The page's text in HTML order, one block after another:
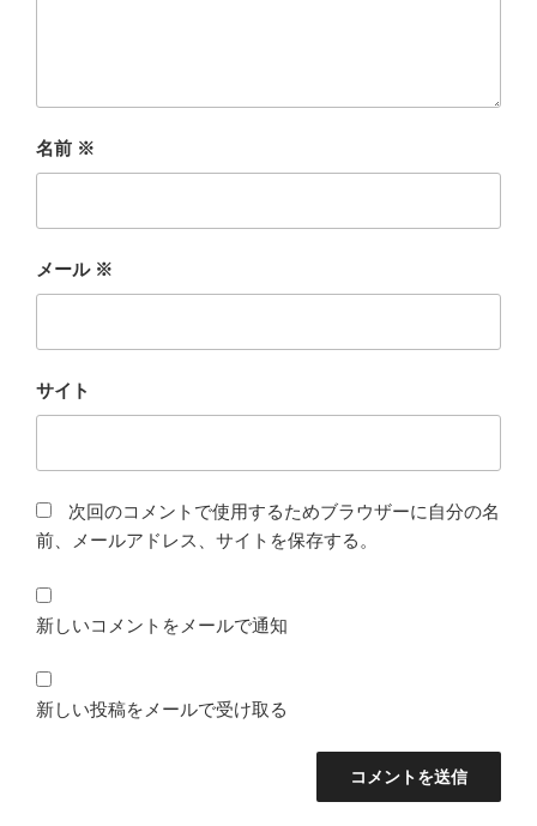
名前 ※
メール ※
サイト
次回のコメントで使用するためブラウザーに自分の名
前、メールアドレス、サイトを保存する。
新しいコメントをメールで通知
新しい投稿をメールで受け取る